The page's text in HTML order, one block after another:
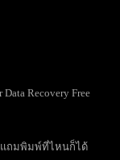
Recovery Free
แถมพิมพ์ที่ไหนก็ได้